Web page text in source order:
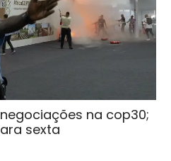
na cop30;
sexta